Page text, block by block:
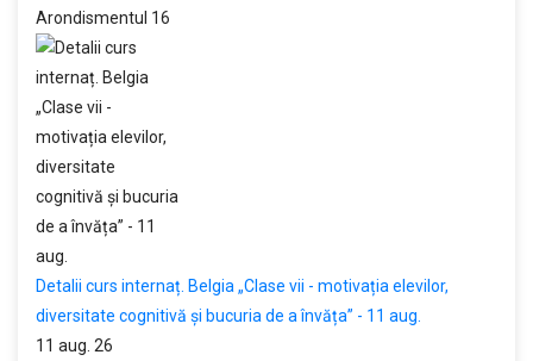
Arondismentul 16
Detalii curs internaț. Belgia „Clase vii - motivația elevilor,
diversitate cognitivă și bucuria de a învăța” - 11 aug.
11 aug. 26